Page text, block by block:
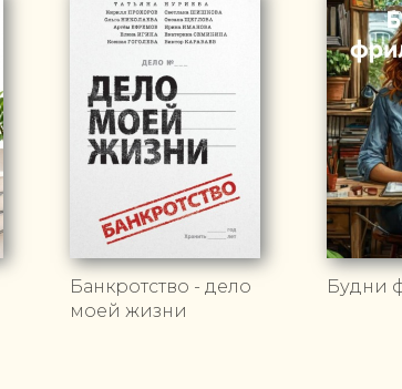
Банкротство - дело
моей жизни
Будни